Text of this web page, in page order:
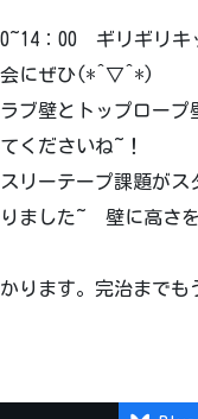
：00 ギリギリ
会にぜひ(*^▽^*)
ブ壁とトップロー
くださいね~！
リーテープ課題が
ました~ 壁に高さ
ります。完治まで